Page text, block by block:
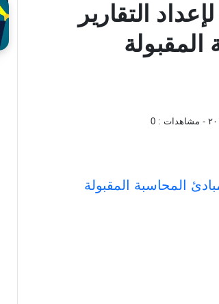
التقارير
المقبولة
- مشاهدات : 0
مبادئ المحاسبة المقبولة